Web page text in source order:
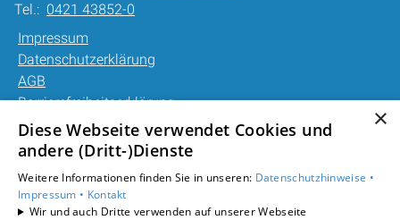
Tel.: 0421 43852-0
Impressum
Datenschutzerklärung
AGB
Barrierefreiheitserklärung
Unsere Bereiche
Gewerbekunden
Karriere
×
Diese Webseite verwendet Cookies und
andere (Dritt-)Dienste
Weitere Informationen finden Sie in unseren: Datenschutzhinweise •
Impressum • Kontakt
Wir und auch Dritte verwenden auf unserer Webseite